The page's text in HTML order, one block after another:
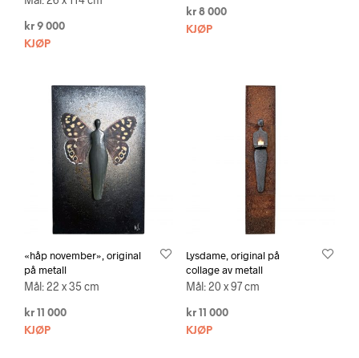
kr 9 000
KJØP
kr8 000
KJØP
«håp november», original
på metall
Mål: 22 x 35 cm
kr 11 000
KJØP
Lysdame, original på
collage av metall
Mål: 20 x 97 cm
kr11 000
KJØP